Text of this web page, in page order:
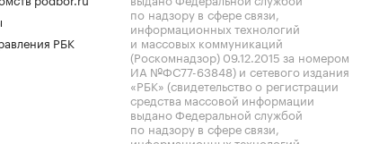
РБК
по надзору в сфере связи,
информационных технологий
и массовых коммуникаций
(Роскомнадзор) 09.12.2015 за номером
ИА №ФС77-63848) и сетевого издания
«РБК» (свидетельство о регистрации
средства массовой информации
выдано Федеральной службой
по надзору в сфере связи,